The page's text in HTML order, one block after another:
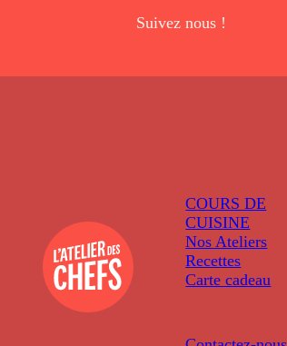
Suivez nous !
COURS DE
CUISINE
Nos Ateliers
Recettes
Carte cadeau